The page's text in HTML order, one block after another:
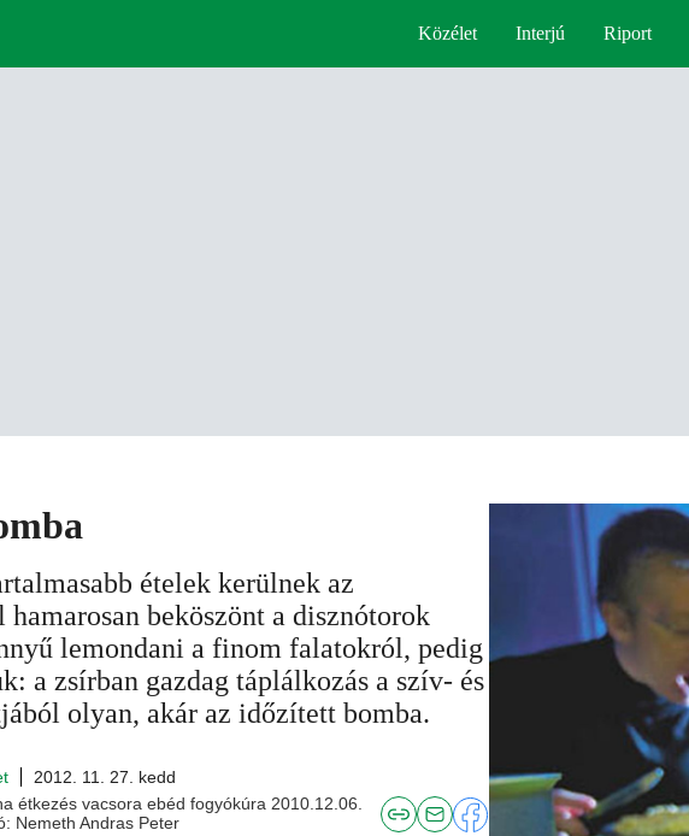
Közélet Interjú Riport
ételek kerülnek az
hamarosan beköszönt a disznótorok
lemondani a finom falatokról, pedig
a zsírban gazdag táplálkozás a szív- és
olyan, akár az időzített bomba.
2012. 11. 27. kedd
étkezés vacsora ebéd fogyókúra 2010.12.06.
Nemeth Andras Peter